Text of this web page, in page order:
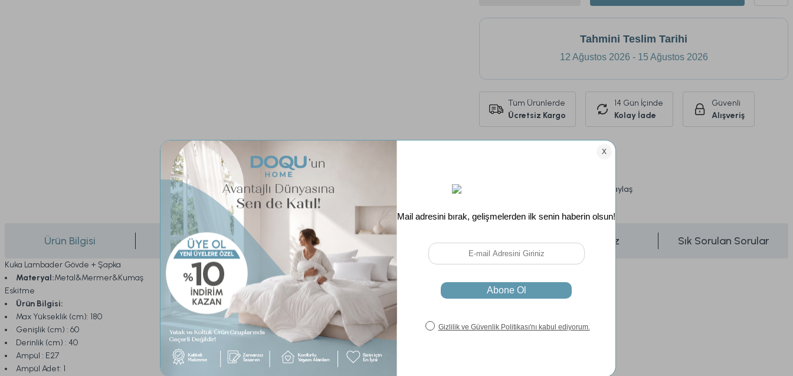
Tahmini Teslim Tarihi
12 Ağustos 2026 - 15 Ağustos 2026
Tüm Ürünlerde
Ücretsiz Kargo
14 Gün İçinde
Kolay İade
Güvenli
Alışveriş
Paylaş
Ürün Bilgisi Yorumlar Soru & Cevap Taksit Seçenekleri Önerileriniz Sık Sorulan Sorular
Kuka Lambader Gövde + Şapka
Materyal:Metal&Mermer&Kumaş
Eskitme
Ürün Bilgisi:
Max Yükseklik (cm): 180
Genişlik (cm) : 60
Derinlik (cm) : 40
Ampül : E27
Ampül Adet: 1